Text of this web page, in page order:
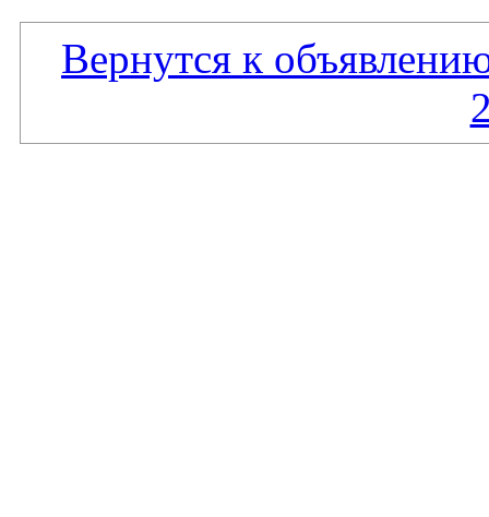
Вернутся к